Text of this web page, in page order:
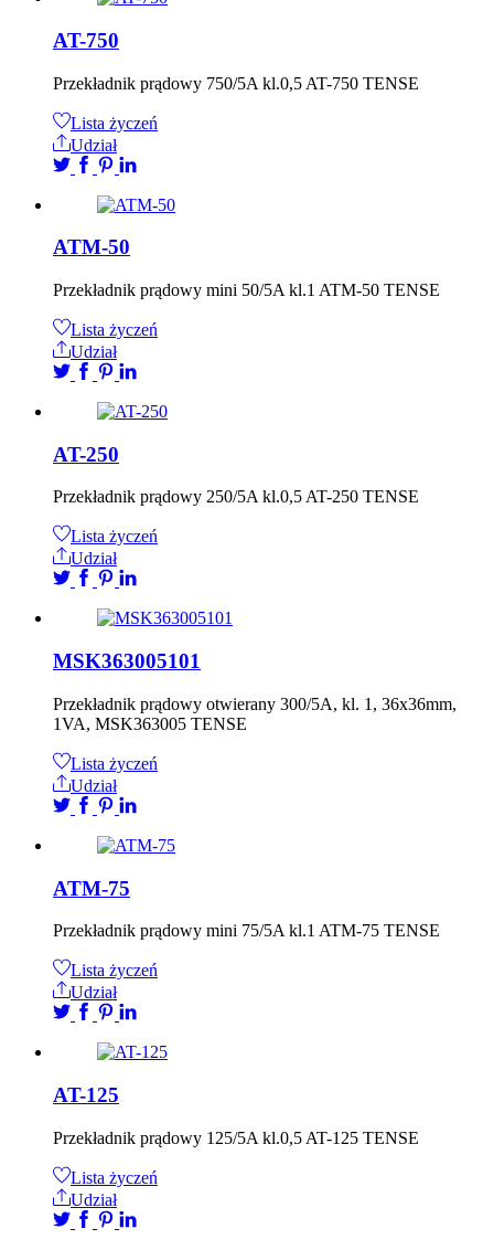
AT-750
Przekładnik prądowy 750/5A kl.0,5 AT-750 TENSE
Lista życzeń
Udział
ATM-50
Przekładnik prądowy mini 50/5A kl.1 ATM-50 TENSE
Lista życzeń
Udział
AT-250
Przekładnik prądowy 250/5A kl.0,5 AT-250 TENSE
Lista życzeń
Udział
MSK363005101
Przekładnik prądowy otwierany 300/5A, kl. 1, 36x36mm,
1VA, MSK363005 TENSE
Lista życzeń
Udział
ATM-75
Przekładnik prądowy mini 75/5A kl.1 ATM-75 TENSE
Lista życzeń
Udział
AT-125
Przekładnik prądowy 125/5A kl.0,5 AT-125 TENSE
Lista życzeń
Udział